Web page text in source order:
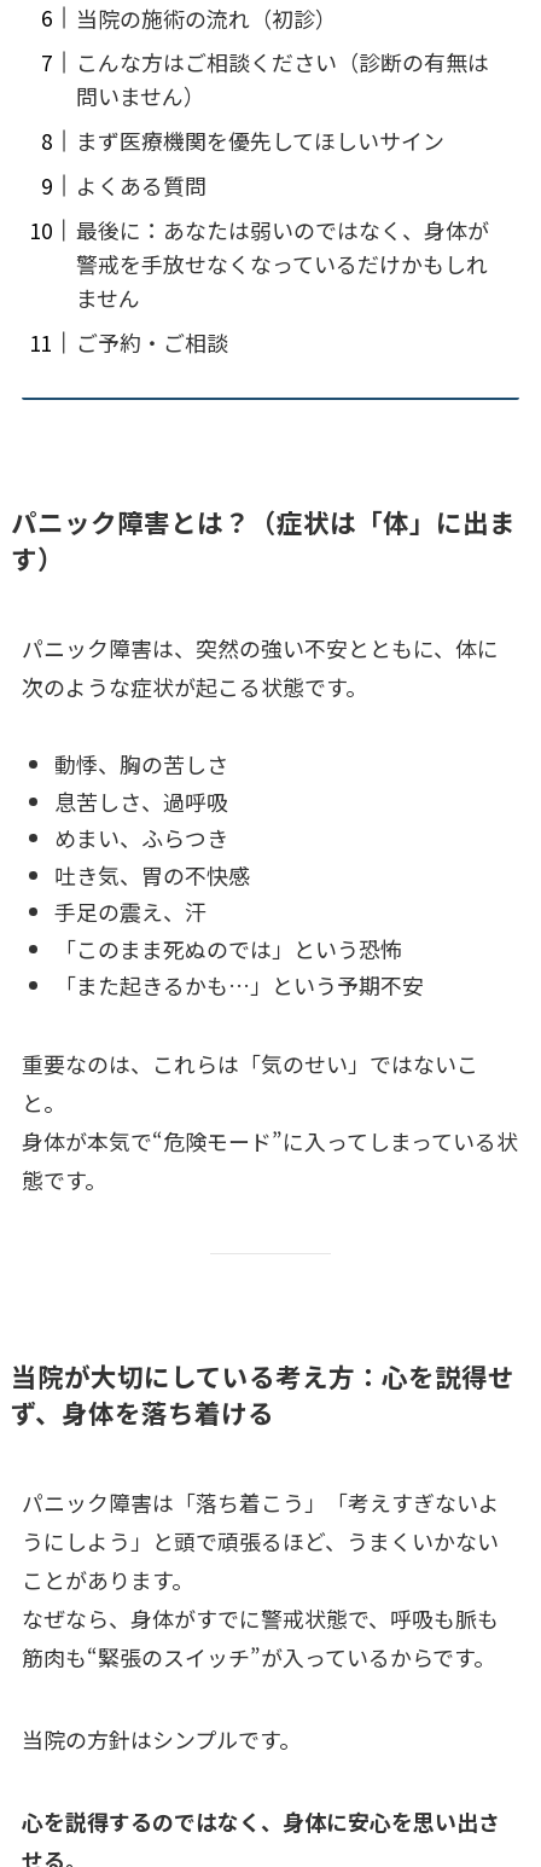
当院の施術の流れ（初診）
こんな方はご相談ください（診断の有無は
問いません）
まず医療機関を優先してほしいサイン
よくある質問
最後に：あなたは弱いのではなく、身体が
警戒を手放せなくなっているだけかもしれ
ません
ご予約・ご相談
パニック障害とは？（症状は「体」に出ま
す）
パニック障害は、突然の強い不安とともに、体に
次のような症状が起こる状態です。
動悸、胸の苦しさ
息苦しさ、過呼吸
めまい、ふらつき
吐き気、胃の不快感
手足の震え、汗
「このまま死ぬのでは」という恐怖
「また起きるかも…」という予期不安
重要なのは、これらは「気のせい」ではないこ
と。
身体が本気で“危険モード”に入ってしまっている状
態です。
当院が大切にしている考え方：心を説得せ
ず、身体を落ち着ける
パニック障害は「落ち着こう」「考えすぎないよ
うにしよう」と頭で頑張るほど、うまくいかない
ことがあります。
なぜなら、身体がすでに警戒状態で、呼吸も脈も
筋肉も“緊張のスイッチ”が入っているからです。
当院の方針はシンプルです。
心を説得するのではなく、身体に安心を思い出さ
せる。